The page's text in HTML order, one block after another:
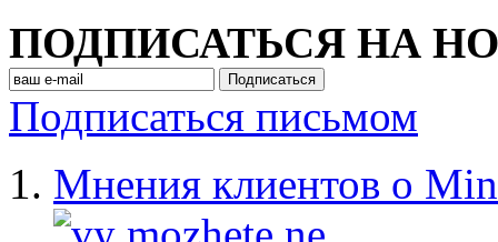
ПОДПИСАТЬСЯ НА
Подписаться письмом
Мнения клиентов о